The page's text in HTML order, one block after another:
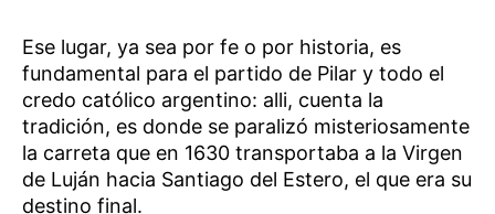
Ese lugar, ya sea por fe o por historia, es
fundamental para el partido de Pilar y todo el
credo católico argentino: alli, cuenta la
tradición, es donde se paralizó misteriosamente
la carreta que en 1630 transportaba a la Virgen
de Luján hacia Santiago del Estero, el que era su
destino final.